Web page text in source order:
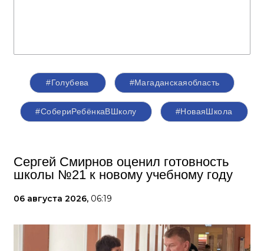
#Голубева #Магаданскаяобласть
#СобериРебёнкаВШколу #НоваяШкола
Сергей Смирнов оценил готовность
школы №21 к новому учебному году
06 августа 2026, 06:19